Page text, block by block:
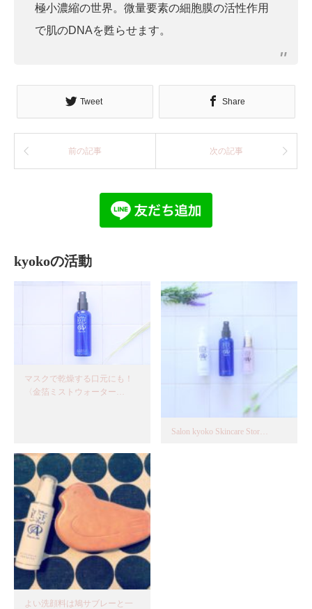
極小濃縮の世界。微量要素の細胞膜の活性作用
で肌のDNAを甦らせます。
Tweet Share
前の記事 次の記事
kyokoの活動
マスクで乾燥する口元にも！
〈金箔ミストウォーター…
Salon kyoko Skincare Stor…
よい洗顔料は鳩サブレーと一